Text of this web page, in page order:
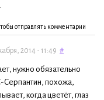
отправлять комментарии
2014 - 11:49 #
нужно обязательно
Серпантин, похожа,
когда цветёт, глаз